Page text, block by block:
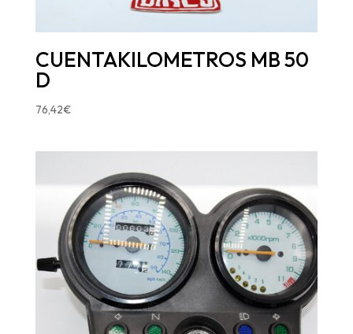
CUENTAKILOMETROS MB 50
D
76,42€